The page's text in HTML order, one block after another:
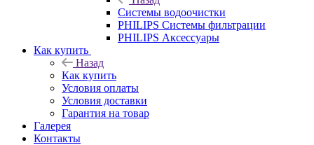
Системы водоочистки
PHILIPS Системы фильтрации
PHILIPS Аксессуары
Как купить
Назад
Как купить
Условия оплаты
Условия доставки
Гарантия на товар
Галерея
Контакты